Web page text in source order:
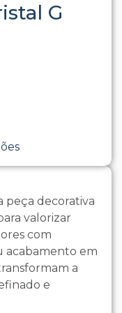
peça decorativa
valorizar
com
acabamento em
a
e
G